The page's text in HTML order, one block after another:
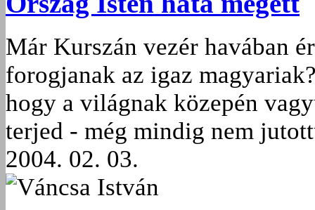
Már Kurszán vezér havában
forogjanak az igaz
hogy a világnak közepén
terjed - még mindig nem
2004. 02. 03.
Váncsa István